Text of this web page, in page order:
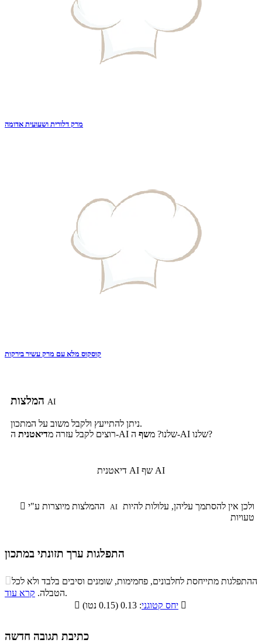
מרק דלורית ושעועית אדומה
קוסקוס מלא עם מרק עשיר בירקות
AI
ניתן להתייעץ ולקבל משוב על המתכון.
רוצים לקבל עזרה מדיאטנית ה-AI שלנו? משף ה-AI שלנו?
דיאטנית AI שף AI
 AI
טעויות
התפלגות ערך תזונתי במתכון
התפלגות ערך תזונתי במתכון
סיבים
תזונתיים
שומנים חלבונים
20.8% 57.9%
ההתפלגות מתייחסת לחלבונים, פחמימות, שומנים וסיבים בלבד ולא לכל
הטבלה. קרא עוד
.

יחס קטוגני 
כתיבת תגובה חדשה